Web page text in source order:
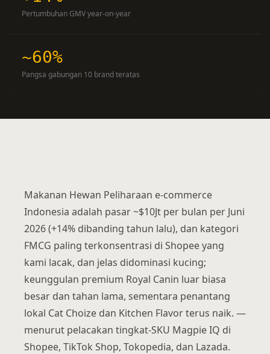
Pertumbuhan GMV year-on-year
~60%
Pangsa gabungan 10 brand teratas
Makanan Hewan Peliharaan e-commerce
Indonesia adalah pasar ~$10Jt per bulan per Juni
2026 (+14% dibanding tahun lalu), dan kategori
FMCG paling terkonsentrasi di Shopee yang
kami lacak, dan jelas didominasi kucing;
keunggulan premium Royal Canin luar biasa
besar dan tahan lama, sementara penantang
lokal Cat Choize dan Kitchen Flavor terus naik. —
menurut pelacakan tingkat-SKU Magpie IQ di
Shopee, TikTok Shop, Tokopedia, dan Lazada.